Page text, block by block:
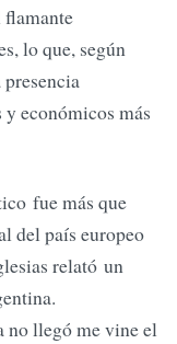
flamante
lo que, según
económicos más
fue más que
del país europeo
relató un
no llegó me vine el